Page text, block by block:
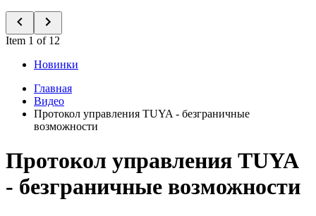
Item 1 of 12
Новинки
Главная
Видео
Протокол управления TUYA - безграничные
возможности
Протокол управления TUYA
- безграничные возможности